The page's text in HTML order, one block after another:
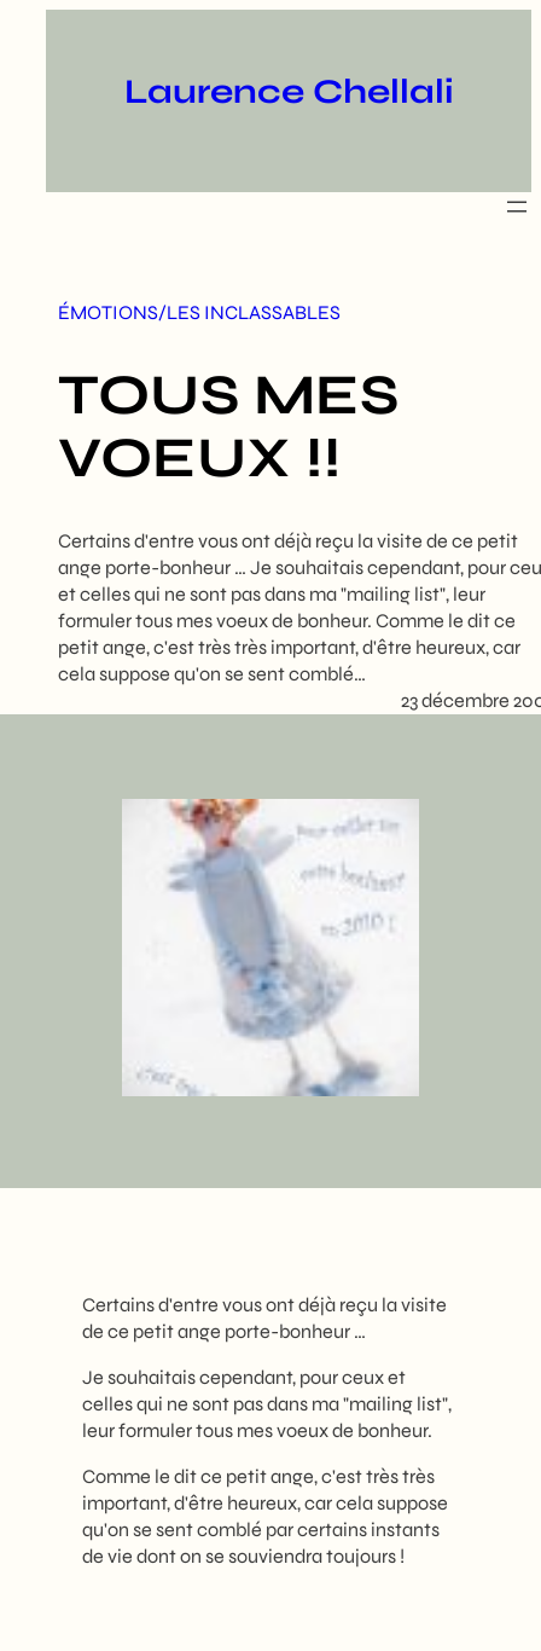
Laurence Chellali
ÉMOTIONS/LES INCLASSABLES
TOUS MES
VOEUX !!
Certains d'entre vous ont déjà reçu la visite de ce petit
ange porte-bonheur … Je souhaitais cependant, pour
et celles qui ne sont pas dans ma "mailing list", leur
formuler tous mes voeux de bonheur. Comme le dit ce
petit ange, c'est très très important, d'être heureux, car
cela suppose qu'on se sent comblé…
23 décembre
Certains d'entre vous ont déjà reçu la visite
de ce petit ange porte-bonheur …
Je souhaitais cependant, pour ceux et
celles qui ne sont pas dans ma "mailing list",
leur formuler tous mes voeux de bonheur.
Comme le dit ce petit ange, c'est très très
important, d'être heureux, car cela suppose
qu'on se sent comblé par certains instants
de vie dont on se souviendra toujours !